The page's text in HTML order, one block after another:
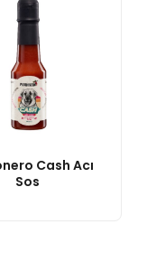
Cash Acı
Sos